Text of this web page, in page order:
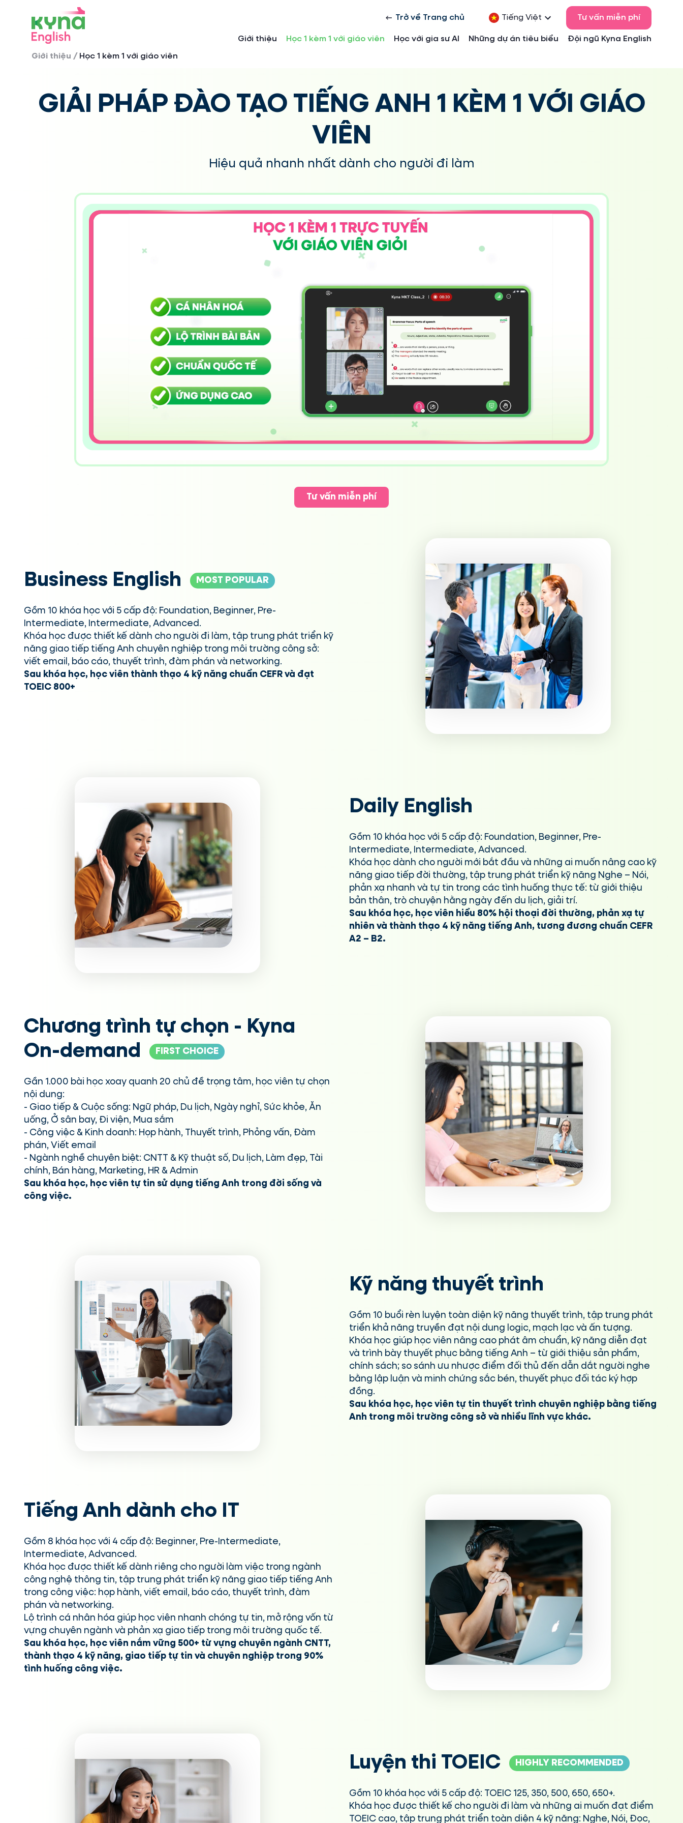
Trở về Trang chủ Tiếng Việt Tư vấn miễn phí
Giới thiệu Học 1 kèm 1 với giáo viên Học với gia sư AI Những dự án tiêu biểu Đội ngũ Kyna English
Giới thiệu / Học 1 kèm 1 với giáo viên
GIẢI PHÁP ĐÀO TẠO TIẾNG ANH 1 KÈM 1 VỚI GIÁO
VIÊN
Hiệu quả nhanh nhất dành cho người đi làm
Tư vấn miễn phí
Business English MOST POPULAR
Gồm 10 khóa học với 5 cấp độ: Foundation, Beginner, Pre-
Intermediate, Intermediate, Advanced.
Khóa học được thiết kế dành cho người đi làm, tập trung phát triển kỹ
năng giao tiếp tiếng Anh chuyên nghiệp trong môi trường công sở:
viết email, báo cáo, thuyết trình, đàm phán và networking.
Sau khóa học, học viên thành thạo 4 kỹ năng chuẩn CEFR và đạt
TOEIC 800+
Daily English
Gồm 10 khóa học với 5 cấp độ: Foundation, Beginner, Pre-
Intermediate, Intermediate, Advanced.
Khóa học dành cho người mới bắt đầu và những ai muốn nâng cao kỹ
năng giao tiếp đời thường, tập trung phát triển kỹ năng Nghe – Nói,
phản xạ nhanh và tự tin trong các tình huống thực tế: từ giới thiệu
bản thân, trò chuyện hằng ngày đến du lịch, giải trí.
Sau khóa học, học viên hiểu 80% hội thoại đời thường, phản xạ tự
nhiên và thành thạo 4 kỹ năng tiếng Anh, tương đương chuẩn CEFR
A2 – B2.
Chương trình tự chọn - Kyna
On-demand
FIRST CHOICE
Gần 1.000 bài học xoay quanh 20 chủ đề trọng tâm, học viên tự chọn
nội dung:
- Giao tiếp & Cuộc sống: Ngữ pháp, Du lịch, Ngày nghỉ, Sức khỏe, Ăn
uống, Ở sân bay, Đi viện, Mua sắm
- Công việc & Kinh doanh: Họp hành, Thuyết trình, Phỏng vấn, Đàm
phán, Viết email
- Ngành nghề chuyên biệt: CNTT & Kỹ thuật số, Du lịch, Làm đẹp, Tài
chính, Bán hàng, Marketing, HR & Admin
Sau khóa học, học viên tự tin sử dụng tiếng Anh trong đời sống và
công việc.
Kỹ năng thuyết trình
Gồm 10 buổi rèn luyện toàn diện kỹ năng thuyết trình, tập trung phát
triển khả năng truyền đạt nội dung logic, mạch lạc và ấn tượng.
Khóa học giúp học viên nâng cao phát âm chuẩn, kỹ năng diễn đạt
và trình bày thuyết phục bằng tiếng Anh – từ giới thiệu sản phẩm,
chính sách; so sánh ưu nhược điểm đối thủ đến dẫn dắt người nghe
bằng lập luận và minh chứng sắc bén, thuyết phục đối tác ký hợp
đồng.
Sau khóa học, học viên tự tin thuyết trình chuyên nghiệp bằng tiếng
Anh trong môi trường công sở và nhiều lĩnh vực khác.
Tiếng Anh dành cho IT
Gồm 8 khóa học với 4 cấp độ: Beginner, Pre-Intermediate,
Intermediate, Advanced.
Khóa học được thiết kế dành riêng cho người làm việc trong ngành
công nghệ thông tin, tập trung phát triển kỹ năng giao tiếp tiếng Anh
trong công việc: họp hành, viết email, báo cáo, thuyết trình, đàm
phán và networking.
Lộ trình cá nhân hóa giúp học viên nhanh chóng tự tin, mở rộng vốn từ
vựng chuyên ngành và phản xạ giao tiếp trong môi trường quốc tế.
Sau khóa học, học viên nắm vững 500+ từ vựng chuyên ngành CNTT,
thành thạo 4 kỹ năng, giao tiếp tự tin và chuyên nghiệp trong 90%
tình huống công việc.
Luyện thi TOEIC HIGHLY RECOMMENDED
Gồm 10 khóa học với 5 cấp độ: TOEIC 125, 350, 500, 650, 650+.
Khóa học được thiết kế cho người đi làm và những ai muốn đạt điểm
TOEIC cao, tập trung phát triển toàn diện 4 kỹ năng: Nghe, Nói, Đọc,